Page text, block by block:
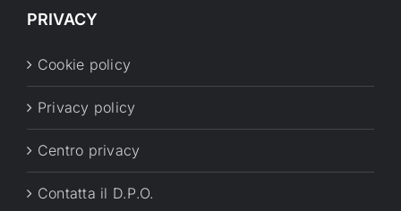
PRIVACY
Cookie policy
Privacy policy
Centro privacy
Contatta il D.P.O.